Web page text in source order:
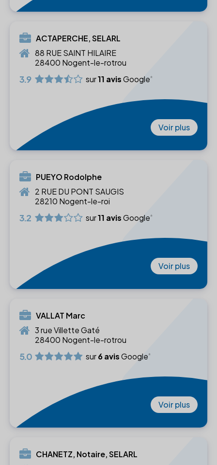
ACTAPERCHE, SELARL
88 RUE SAINT HILAIRE
28400 Nogent-le-rotrou
3.9 sur11 avisGoogle
Voir plus
PUEYO Rodolphe
2 RUE DU PONT SAUGIS
28210 Nogent-le-roi
3.2 sur11 avisGoogle
Voir plus
VALLAT Marc
3 rue Villette Gaté
28400 Nogent-le-rotrou
5.0 sur6 avisGoogle
Voir plus
CHANETZ, Notaire, SELARL